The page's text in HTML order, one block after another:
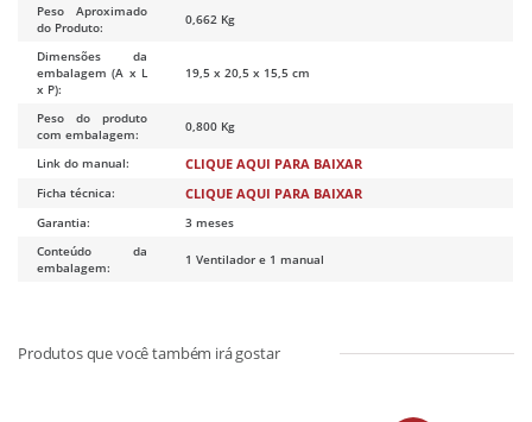
Peso Aproximado
do Produto:
0,662 Kg
Dimensões da
embalagem (A x L
x P):
19,5 x 20,5 x 15,5 cm
Peso do produto
com embalagem:
0,800 Kg
Link do manual: CLIQUE AQUI PARA BAIXAR
Ficha técnica: CLIQUE AQUI PARA BAIXAR
Garantia:
3 meses
Conteúdo da
embalagem:
1 Ventilador e 1 manual